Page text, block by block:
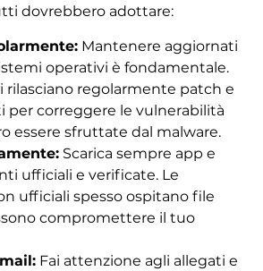
dovrebbero adottare:
Mantenere aggiornati
operativi è fondamentale.
rilasciano regolarmente patch e
per correggere le vulnerabilità
essere sfruttate dal malware.
Scarica sempre app e
ufficiali e verificate. Le
ufficiali spesso ospitano file
compromettere il tuo
Fai attenzione agli allegati e